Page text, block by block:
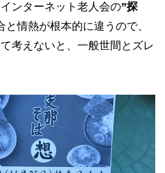
ンターネット老人会の”探
と情熱が根本的に違うので、
考えないと、一般世間とズレ